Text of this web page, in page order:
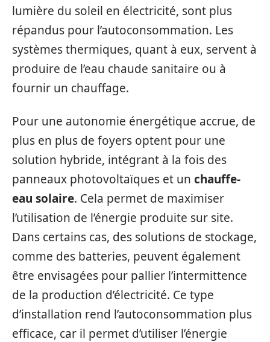
lumière du soleil en électricité, sont plus
répandus pour l’autoconsommation. Les
systèmes thermiques, quant à eux, servent à
produire de l’eau chaude sanitaire ou à
fournir un chauffage.
Pour une autonomie énergétique accrue, de
plus en plus de foyers optent pour une
solution hybride, intégrant à la fois des
panneaux photovoltaïques et un chauffe-
eau solaire. Cela permet de maximiser
l’utilisation de l’énergie produite sur site.
Dans certains cas, des solutions de stockage,
comme des batteries, peuvent également
être envisagées pour pallier l’intermittence
de la production d’électricité. Ce type
d’installation rend l’autoconsommation plus
efficace, car il permet d’utiliser l’énergie